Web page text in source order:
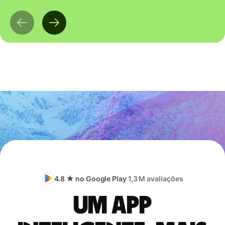
4.8 ★ no Google Play1,3 M avaliações
Um app